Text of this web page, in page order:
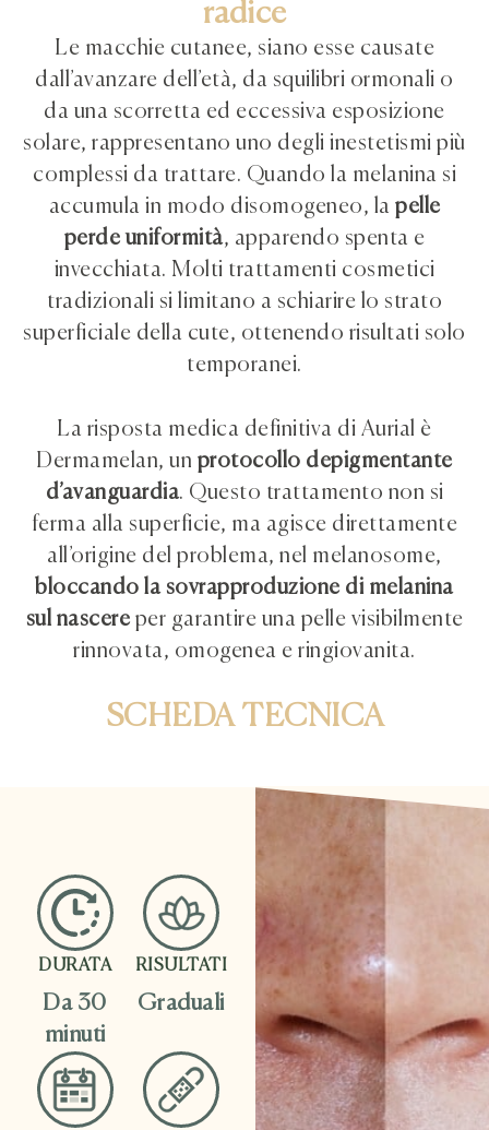
radice
Le macchie cutanee, siano esse causate
dall’avanzare dell’età, da squilibri ormonali o
da una scorretta ed eccessiva esposizione
solare, rappresentano uno degli inestetismi più
complessi da trattare. Quando la melanina si
accumula in modo disomogeneo, la pelle
perde uniformità, apparendo spenta e
invecchiata. Molti trattamenti cosmetici
tradizionali si limitano a schiarire lo strato
superficiale della cute, ottenendo risultati solo
temporanei.
La risposta medica definitiva di Aurial è
Dermamelan, un protocollo depigmentante
d’avanguardia. Questo trattamento non si
ferma alla superficie, ma agisce direttamente
all’origine del problema, nel melanosome,
bloccando la sovrapproduzione di melanina
sul nascere per garantire una pelle visibilmente
rinnovata, omogenea e ringiovanita.
SCHEDA TECNICA
DURATA
Da 30
minuti
RISULTATI
Graduali